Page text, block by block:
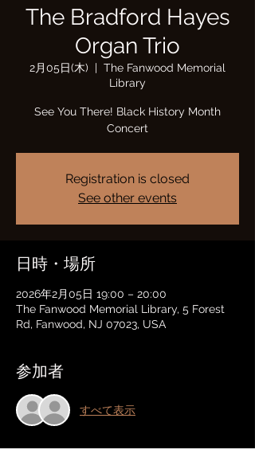
The Bradford Hayes
Organ Trio
2月05日(木)
  |
The Fanwood Memorial
Library
See You There! Black History Month
Concert
Registration is closed
See other events
日時・場所
2026年2月05日 19:00 – 20:00
The Fanwood Memorial Library, 5 Forest
Rd, Fanwood, NJ 07023, USA
参加者
すべて表示